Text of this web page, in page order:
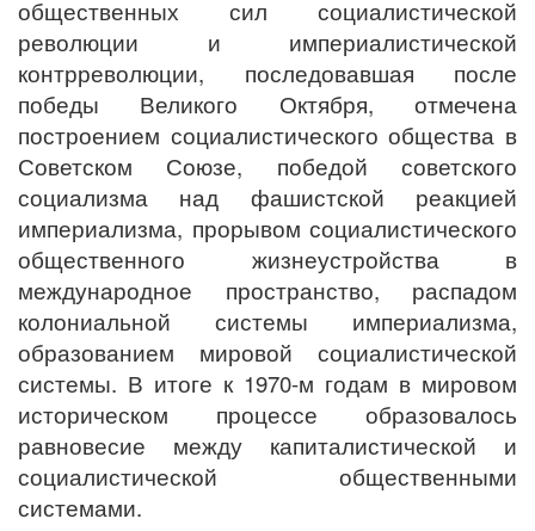
общественных сил социалистической
революции и империалистической
контрреволюции, последовавшая после
победы Великого Октября, отмечена
построением социалистического общества в
Советском Союзе, победой советского
социализма над фашистской реакцией
империализма, прорывом социалистического
общественного жизнеустройства в
международное пространство, распадом
колониальной системы империализма,
образованием мировой социалистической
системы. В итоге к 1970-м годам в мировом
историческом процессе образовалось
равновесие между капиталистической и
социалистической общественными
системами.